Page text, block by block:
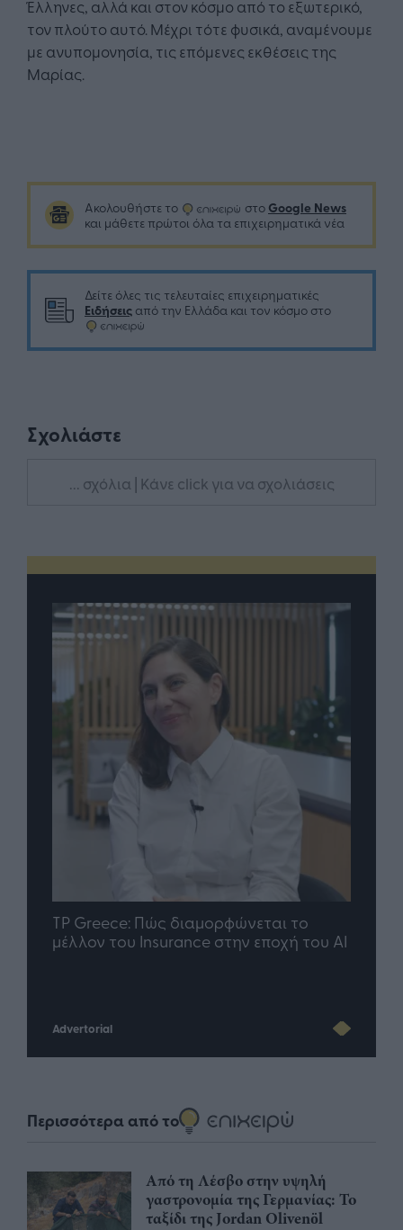
Έλληνες, αλλά και στον κόσμο από το εξωτερικό,
τον πλούτο αυτό. Μέχρι τότε φυσικά, αναμένουμε
με ανυπομονησία, τις επόμενες εκθέσεις της
Μαρίας.
Ακολουθήστε το στο Google News
και μάθετε πρώτοι όλα τα επιχειρηματικά νέα
Δείτε όλες τις τελευταίες επιχειρηματικές
Ειδήσεις από την Ελλάδα και τον κόσμο στο
Σχολιάστε
... σχόλια | Κάνε click για να σχολιάσεις
TP Greece: Πώς διαμορφώνεται το
μέλλον του Insurance στην εποχή του AI
Advertorial
Περισσότερα από το
Από τη Λέσβο στην υψηλή
γαστρονομία της Γερμανίας: Το
ταξίδι της Jordan Olivenöl